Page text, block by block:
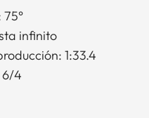
infinito
1:33.4
6/4